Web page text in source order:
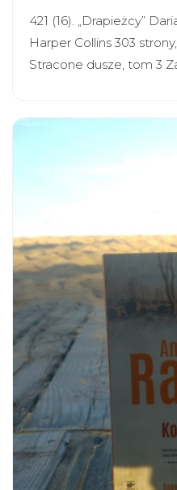
421 (16). „Drapieżcy”
Harper Collins 303
Stracone dusze, tom 3